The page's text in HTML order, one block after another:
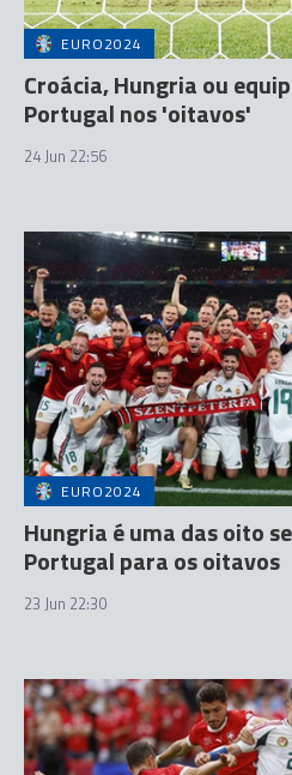
EURO2024
Croácia, Hungria ou
Portugal nos 'oitavos'
24 Jun 22:56
EURO2024
Hungria é uma das oito
Portugal para os oitavos
23 Jun 22:30